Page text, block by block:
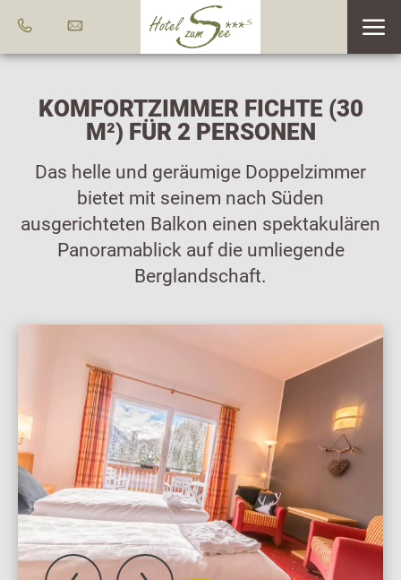
KOMFORTZIMMER FICHTE (30
M²) FÜR 2 PERSONEN
Das helle und geräumige Doppelzimmer
bietet mit seinem nach Süden
ausgerichteten Balkon einen spektakulären
Panoramablick auf die umliegende
Berglandschaft.